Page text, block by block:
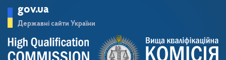
основного
матеріалу
gov.ua
Державні сайти України